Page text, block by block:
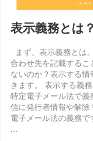
表示義務とは？
まず、表示義務とは
合わせ先を記載する
ないのか？表示する
きます。 表示する義
特定電子メール法で
信に発行者情報や解
電子メール法の義務
...